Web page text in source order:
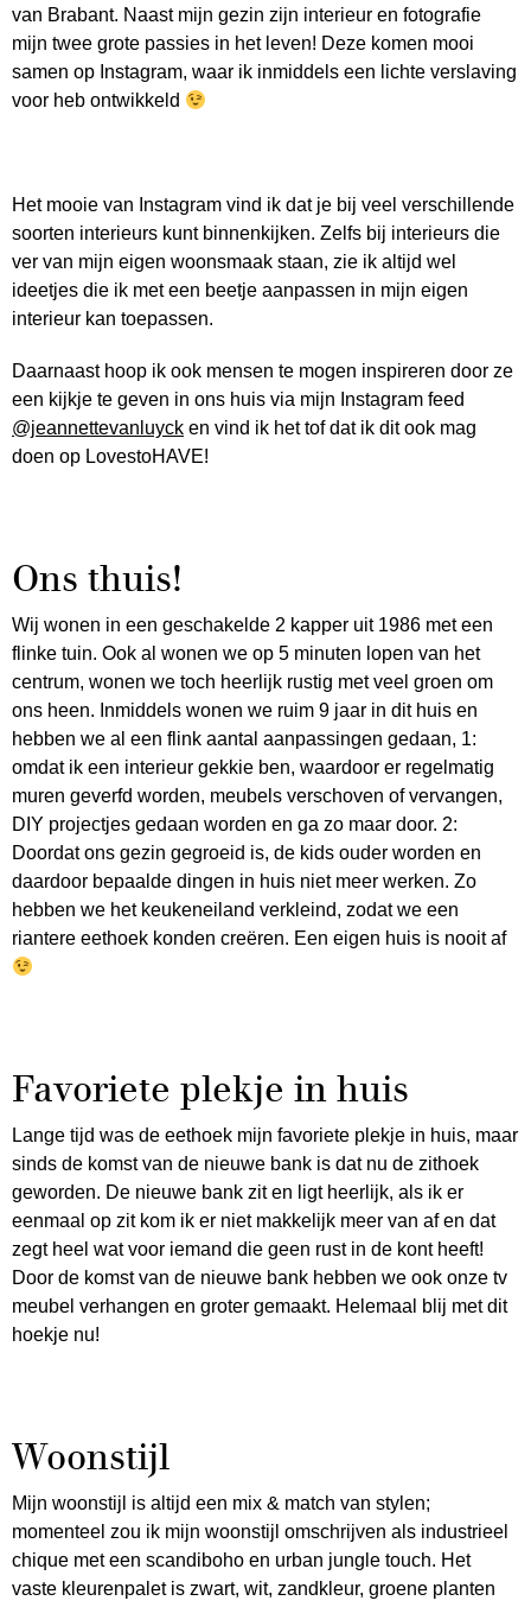
van Brabant. Naast mijn gezin zijn interieur en fotografie
mijn twee grote passies in het leven! Deze komen mooi
samen op Instagram, waar ik inmiddels een lichte verslaving
voor heb ontwikkeld
Het mooie van Instagram vind ik dat je bij veel verschillende
soorten interieurs kunt binnenkijken. Zelfs bij interieurs die
ver van mijn eigen woonsmaak staan, zie ik altijd wel
ideetjes die ik met een beetje aanpassen in mijn eigen
interieur kan toepassen.
Daarnaast hoop ik ook mensen te mogen inspireren door ze
een kijkje te geven in ons huis via mijn Instagram feed
@jeannettevanluyck en vind ik het tof dat ik dit ook mag
doen op LovestoHAVE!
Ons thuis!
Wij wonen in een geschakelde 2 kapper uit 1986 met een
flinke tuin. Ook al wonen we op 5 minuten lopen van het
centrum, wonen we toch heerlijk rustig met veel groen om
ons heen. Inmiddels wonen we ruim 9 jaar in dit huis en
hebben we al een flink aantal aanpassingen gedaan, 1:
omdat ik een interieur gekkie ben, waardoor er regelmatig
muren geverfd worden, meubels verschoven of vervangen,
DIY projectjes gedaan worden en ga zo maar door. 2:
Doordat ons gezin gegroeid is, de kids ouder worden en
daardoor bepaalde dingen in huis niet meer werken. Zo
hebben we het keukeneiland verkleind, zodat we een
riantere eethoek konden creëren. Een eigen huis is nooit af
Favoriete plekje in huis
Lange tijd was de eethoek mijn favoriete plekje in huis, maar
sinds de komst van de nieuwe bank is dat nu de zithoek
geworden. De nieuwe bank zit en ligt heerlijk, als ik er
eenmaal op zit kom ik er niet makkelijk meer van af en dat
zegt heel wat voor iemand die geen rust in de kont heeft!
Door de komst van de nieuwe bank hebben we ook onze tv
meubel verhangen en groter gemaakt. Helemaal blij met dit
hoekje nu!
Woonstijl
Mijn woonstijl is altijd een mix & match van stylen;
momenteel zou ik mijn woonstijl omschrijven als industrieel
chique met een scandiboho en urban jungle touch. Het
vaste kleurenpalet is zwart, wit, zandkleur, groene planten